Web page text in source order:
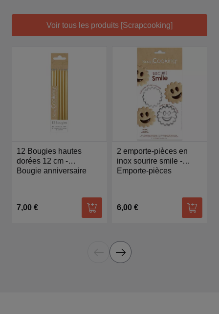
Voir tous les produits [Scrapcooking]
12 Bougies hautes
dorées 12 cm -
Scrapcooking
Bougie anniversaire
7,00 €
Ajouter au panier
2 emporte-pièces en
inox sourire smile -
Scrapcooking
Emporte-pièces
6,00 €
Ajouter